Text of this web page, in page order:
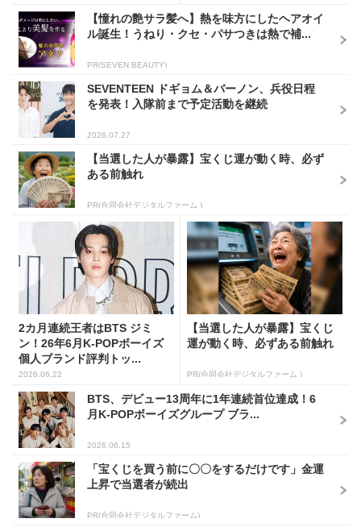
【憧れの艶サラ髪へ】熱を味方にしたヘアオイ
ル誕生！うねり・クセ・パサつきは熱で補...
PR(SEVEN BEAUTY)
SEVENTEEN ドギョム＆バーノン、兵役日程
を発表！入隊前まで予定活動を継続
2026.07.27
【当選した人が暴露】宝くじ運が動く時、必ず
ある前触れ
PR(合同会社デジタルファーム )
2カ月連続王者はBTS ジミ
ン！26年6月K-POPボーイズ
個人ブランド評判トッ...
2026.06.22
【当選した人が暴露】宝くじ
運が動く時、必ずある前触れ
PR(合同会社デジタルファーム )
BTS、デビュー13周年に1年連続首位達成！6
月K-POPボーイズグループ ブラ...
2026.06.15
「宝くじを買う前に〇〇をするだけです」金運
上昇で当選者が続出
PR(合同会社デジタルファーム)